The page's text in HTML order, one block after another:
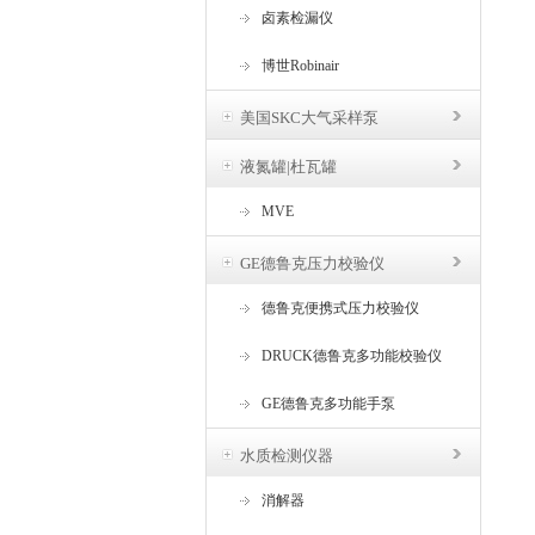
卤素检漏仪
博世Robinair
美国SKC大气采样泵
液氮罐|杜瓦罐
MVE
GE德鲁克压力校验仪
德鲁克便携式压力校验仪
DRUCK德鲁克多功能校验仪
GE德鲁克多功能手泵
水质检测仪器
消解器